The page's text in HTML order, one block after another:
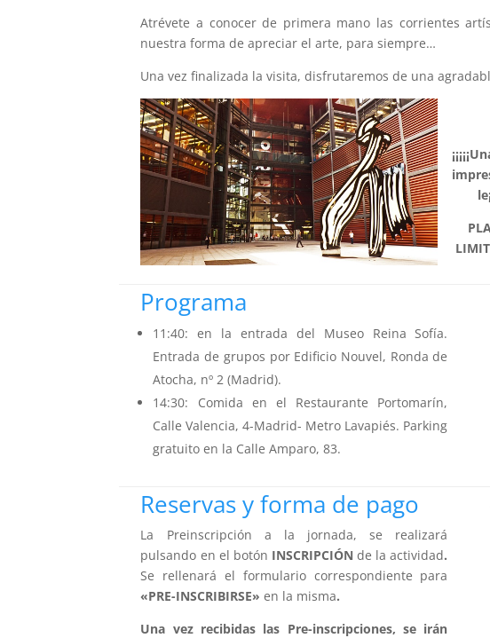
Atrévete a conocer de primera mano las corrientes
nuestra forma de apreciar el arte, para siempre…
Una vez finalizada la visita, disfrutaremos de una
Programa
11:40: en la entrada del Museo Reina Sofía.
Entrada de grupos por Edificio Nouvel, Ronda de
Atocha, nº 2 (Madrid).
14:30: Comida en el Restaurante Portomarín,
Calle Valencia, 4-Madrid- Metro Lavapiés. Parking
gratuito en la Calle Amparo, 83.
Reservas y forma de pago
La Preinscripción a la jornada, se realizará
pulsando en el botón INSCRIPCIÓNde la actividad.
Se rellenará el formulario correspondiente para
«PRE-INSCRIBIRSE» en la misma.
Una vez recibidas las Pre-inscripciones, se irán